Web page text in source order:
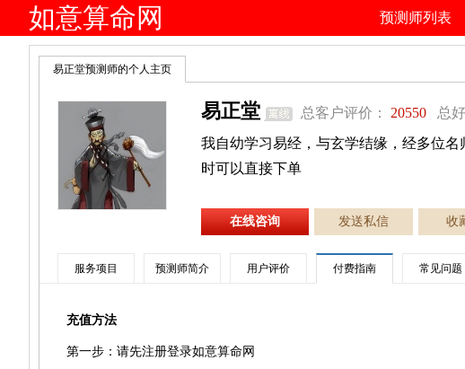
如意算命网 预测师列表
易正堂预测师的个人主页
易正堂 总客户评价： 20550 总好
我自幼学习易经，与玄学结缘，经多位
时可以直接下单
在线咨询 发送私信 收
服务项目 预测师简介 用户评价 付费指南 常见问题
充值方法
第一步：请先注册登录如意算命网